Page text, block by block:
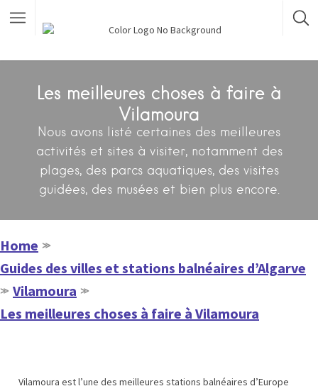
Les meilleures choses à faire à
Vilamoura
Nous avons listé certaines des meilleures
activités et sites à visiter, notamment des
plages, des parcs aquatiques, des visites
guidées, des musées et bien plus encore.
Home ≫
Guides des villes et stations balnéaires d’Algarve
≫ Vilamoura ≫
Les meilleures choses à faire à Vilamoura
Vilamoura est l’une des meilleures stations balnéaires d’Europe